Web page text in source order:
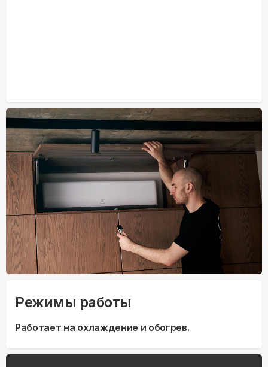
Режимы работы
Работает на охлаждение и обогрев.